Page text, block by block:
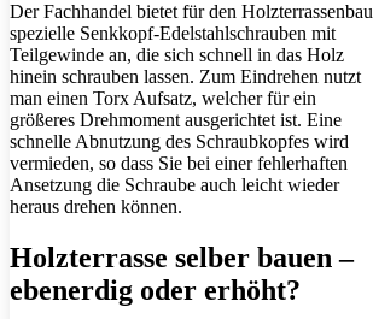
Der Fachhandel bietet für den Holzterrassenbau
spezielle Senkkopf-Edelstahlschrauben mit
Teilgewinde an, die sich schnell in das Holz
hinein schrauben lassen. Zum Eindrehen nutzt
man einen Torx Aufsatz, welcher für ein
größeres Drehmoment ausgerichtet ist. Eine
schnelle Abnutzung des Schraubkopfes wird
vermieden, so dass Sie bei einer fehlerhaften
Ansetzung die Schraube auch leicht wieder
heraus drehen können.
Holzterrasse selber bauen –
ebenerdig oder erhöht?